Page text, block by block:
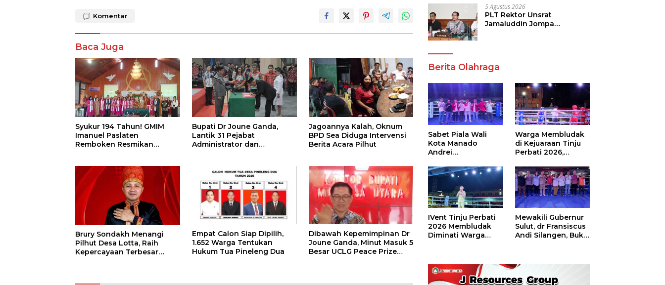
Komentar
Baca Juga
Syukur 194 Tahun! GMIM
Imanuel Paslaten
Remboken Resmikan
Bupati Dr Joune Ganda,
Lantik 31 Pejabat
Administrator dan
Jagoannya Kalah, Oknum
BPD Sea Diduga Intervensi
Berita Acara Pilhut
Brury Sondakh Menangi
Pilhut Desa Lotta, Raih
Kepercayaan Terbesar
Empat Calon Siap Dipilih,
1.652 Warga Tentukan
Hukum Tua Pineleng Dua
Dibawah Kepemimpinan Dr
Joune Ganda, Minut Masuk 5
Besar UCLG Peace Prize
Pendidikan
5 Agustus 2026
PLT Rektor Unsrat
Jamaluddin Jompa
Berita Olahraga
Sabet Piala Wali
Kota Manado
Andrei
Boxing Camp Juara
Umum Tinju Perbati
2026
Warga Membludak
di Kejuaraan Tinju
Perbati 2026,
Piala Wali Kota
IVent Tinju Perbati
2026 Membludak
Diminati Warga
Mewakili Gubernur
Sulut, dr Fransiscus
Andi Silangen, Buka
Piala Wali Kota
Manado